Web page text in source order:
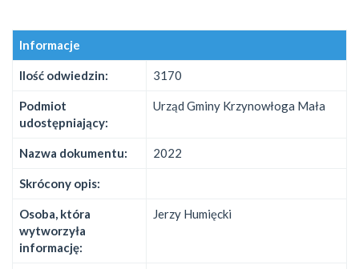
Informacje
Ilość odwiedzin: 3170
Podmiot
udostępniający:
Urząd Gminy Krzynowłoga Mała
Nazwa dokumentu: 2022
Skrócony opis:
Osoba, która
wytworzyła
informację:
Jerzy Humięcki